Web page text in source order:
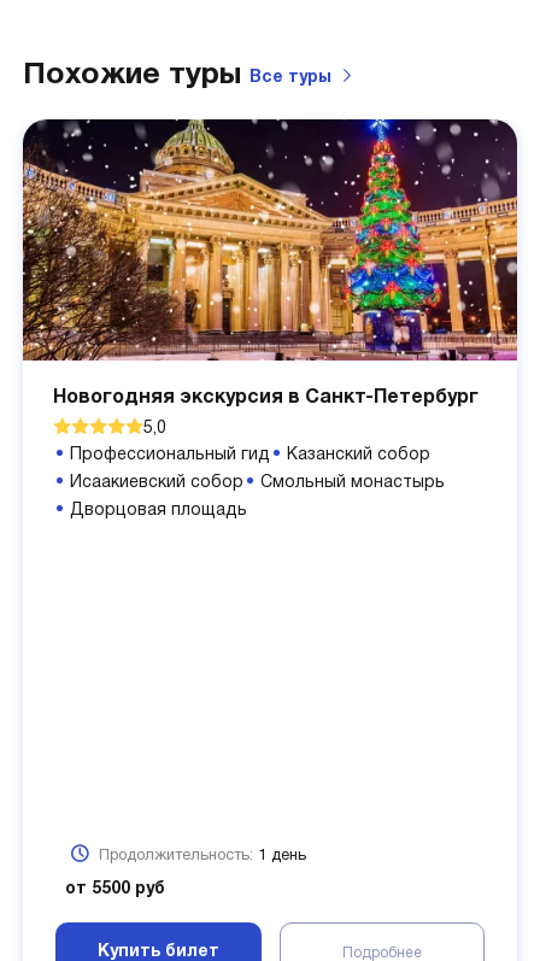
Похожие туры Все туры
Новогодняя экскурсия в Санкт-Петербург
5,0
Профессиональный гид
Казанский собор
Исаакиевский собор
Смольный монастырь
Дворцовая площадь
Продолжительность: 1 день
от 5500 руб
Купить билет Подробнее